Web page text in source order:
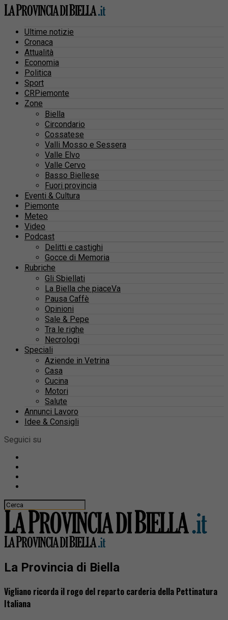
Ultime notizie
Cronaca
Attualità
Economia
Politica
Sport
CRPiemonte
Zone
Biella
Circondario
Cossatese
Valli Mosso e Sessera
Valle Elvo
Valle Cervo
Basso Biellese
Fuori provincia
Eventi & Cultura
Piemonte
Meteo
Video
Podcast
Delitti e castighi
Gocce di Memoria
Rubriche
Gli Sbiellati
La Biella che piaceVa
Pausa Caffè
Opinioni
Sale & Pepe
Tra le righe
Necrologi
Speciali
Aziende in Vetrina
Casa
Cucina
Motori
Salute
Annunci Lavoro
Idee & Consigli
Seguici su
La Provincia di Biella
Vigliano ricorda il rogo del reparto carderia della Pettinatura
Italiana